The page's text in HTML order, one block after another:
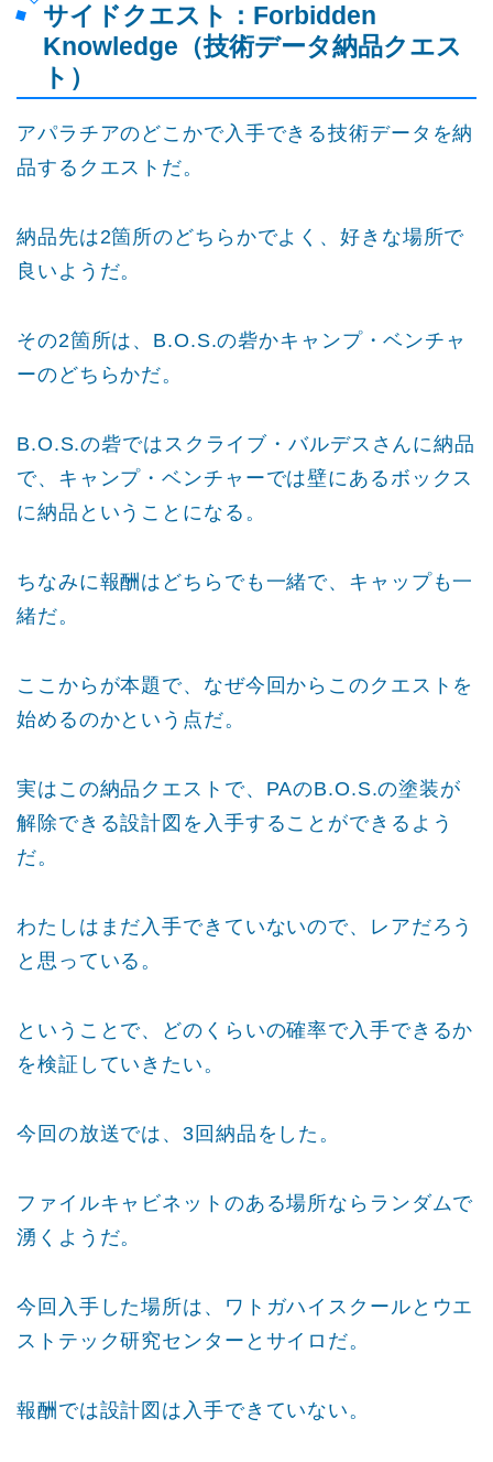
サイドクエスト：Forbidden
Knowledge（技術データ納品クエス
ト）
アパラチアのどこかで入手できる技術データを納
品するクエストだ。
納品先は2箇所のどちらかでよく、好きな場所で
良いようだ。
その2箇所は、B.O.S.の砦かキャンプ・ベンチャ
ーのどちらかだ。
B.O.S.の砦ではスクライブ・バルデスさんに納品
で、キャンプ・ベンチャーでは壁にあるボックス
に納品ということになる。
ちなみに報酬はどちらでも一緒で、キャップも一
緒だ。
ここからが本題で、なぜ今回からこのクエストを
始めるのかという点だ。
実はこの納品クエストで、PAのB.O.S.の塗装が
解除できる設計図を入手することができるよう
だ。
わたしはまだ入手できていないので、レアだろう
と思っている。
ということで、どのくらいの確率で入手できるか
を検証していきたい。
今回の放送では、3回納品をした。
ファイルキャビネットのある場所ならランダムで
湧くようだ。
今回入手した場所は、ワトガハイスクールとウエ
ストテック研究センターとサイロだ。
報酬では設計図は入手できていない。